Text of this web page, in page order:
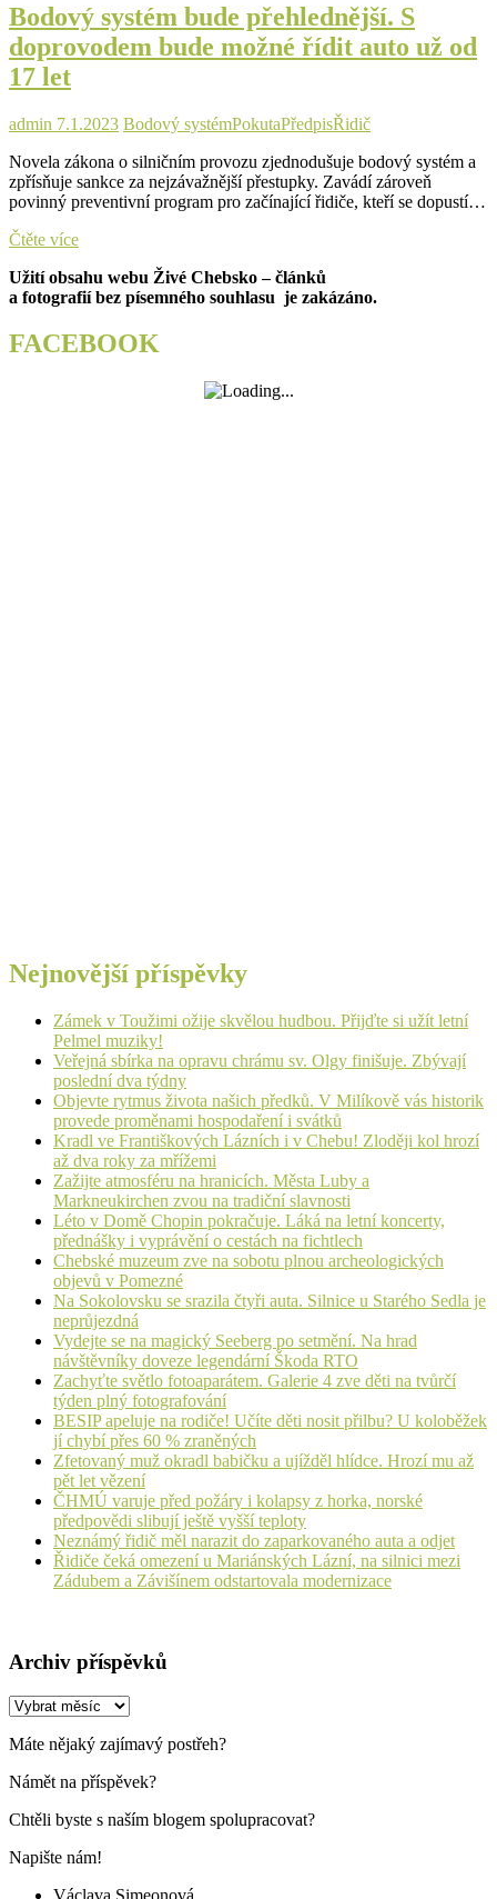
evidenčních
kontrol,
jednodušší
i
zrušení
velkého
techničáku
Bodový systém bude přehlednější. S
doprovodem bude možné řídit auto už od
17 let
admin 7.1.2023 Bodový systémPokutaPředpisŘidič
Novela zákona o silničním provozu zjednodušuje bodový systém a
zpřísňuje sankce za nejzávažnější přestupky. Zavádí zároveň
povinný preventivní program pro začínající řidiče, kteří se dopustí…
Čtěte víceBodový
bude
přehlednější.
doprovodem
bude
Užití obsahu webu Živé Chebsko – článků
a fotografií bez písemného souhlasu je zakázáno.
FACEBOOK
Nejnovější příspěvky
Zámek v Toužimi ožije skvělou hudbou. Přijďte si užít letní
Pelmel muziky!
Veřejná sbírka na opravu chrámu sv. Olgy finišuje. Zbývají
poslední dva týdny
Objevte rytmus života našich předků. V Milíkově vás historik
provede proměnami hospodaření i svátků
Kradl ve Františkových Lázních i v Chebu! Zloději kol hrozí
až dva roky za mřížemi
Zažijte atmosféru na hranicích. Města Luby a
Markneukirchen zvou na tradiční slavnosti
Léto v Domě Chopin pokračuje. Láká na letní koncerty,
přednášky i vyprávění o cestách na fichtlech
Chebské muzeum zve na sobotu plnou archeologických
objevů v Pomezné
Na Sokolovsku se srazila čtyři auta. Silnice u Starého Sedla je
neprůjezdná
Vydejte se na magický Seeberg po setmění. Na hrad
návštěvníky doveze legendární Škoda RTO
Zachyťte světlo fotoaparátem. Galerie 4 zve děti na tvůrčí
týden plný fotografování
BESIP apeluje na rodiče! Učíte děti nosit přilbu? U koloběžek
jí chybí přes 60 % zraněných
Zfetovaný muž okradl babičku a ujížděl hlídce. Hrozí mu až
pět let vězení
ČHMÚ varuje před požáry i kolapsy z horka, norské
předpovědi slibují ještě vyšší teploty
Neznámý řidič měl narazit do zaparkovaného auta a odjet
Řidiče čeká omezení u Mariánských Lázní, na silnici mezi
Zádubem a Závišínem odstartovala modernizace
Archiv příspěvků
Archiv
Máte nějaký zajímavý postřeh?
Námět na příspěvek?
Chtěli byste s naším blogem spolupracovat?
Napište nám!
Václava Simeonová